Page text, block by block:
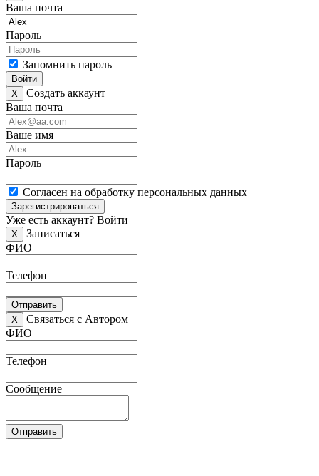
Ваша почта
Пароль
Запомнить пароль
Войти
X
Создать аккаунт
Ваша почта
Ваше имя
Пароль
Согласен на обработку персональных данных
Зарегистрироваться
Уже есть аккаунт? Войти
X
Записаться
ФИО
Телефон
Отправить
X
Связаться с Автором
ФИО
Телефон
Сообщение
Отправить